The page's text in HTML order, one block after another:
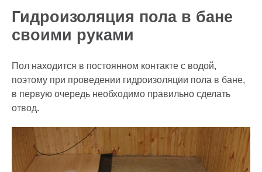
Гидроизоляция пола в бане
своими руками
Пол находится в постоянном контакте с водой,
поэтому при проведении гидроизоляции пола в бане,
в первую очередь необходимо правильно сделать
отвод.